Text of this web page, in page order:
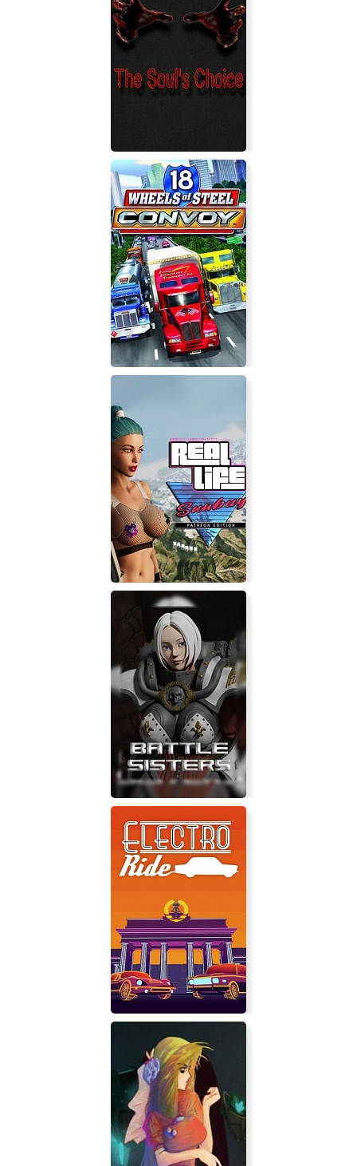
Relic Space
The Soul's Choice
18 Wheels of Steel: Convoy
Real Life Sunbay
Battle Sisters
Electro Ride: The Neon Racing